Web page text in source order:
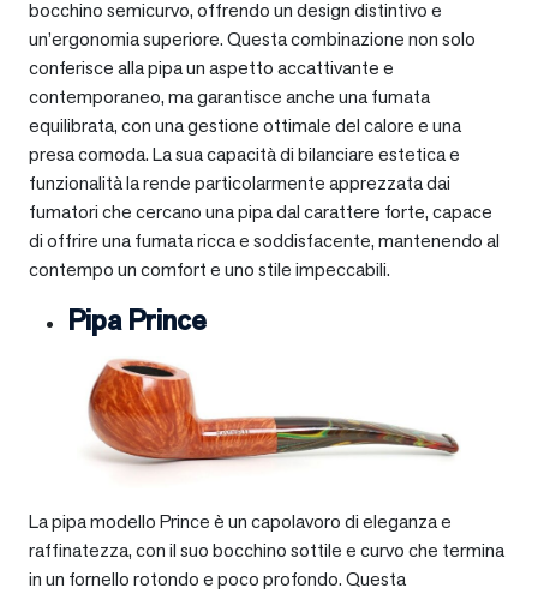
bocchino semicurvo, offrendo un design distintivo e
un’ergonomia superiore. Questa combinazione non solo
conferisce alla pipa un aspetto accattivante e
contemporaneo, ma garantisce anche una fumata
equilibrata, con una gestione ottimale del calore e una
presa comoda. La sua capacità di bilanciare estetica e
funzionalità la rende particolarmente apprezzata dai
fumatori che cercano una pipa dal carattere forte, capace
di offrire una fumata ricca e soddisfacente, mantenendo al
contempo un comfort e uno stile impeccabili.
Pipa Prince
La pipa modello Prince è un capolavoro di eleganza e
raffinatezza, con il suo bocchino sottile e curvo che termina
in un fornello rotondo e poco profondo. Questa